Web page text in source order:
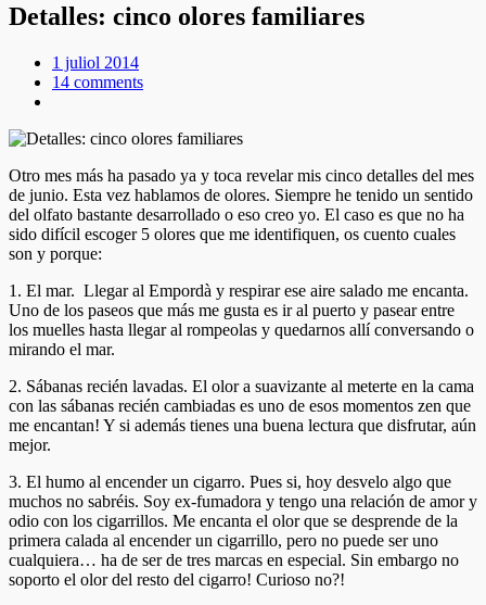
Detalles: cinco olores familiares
1 juliol 2014
14 comments
Otro mes más ha pasado ya y toca revelar mis cinco detalles del mes
de junio. Esta vez hablamos de olores. Siempre he tenido un sentido
del olfato bastante desarrollado o eso creo yo. El caso es que no ha
sido difícil escoger 5 olores que me identifiquen, os cuento cuales
son y porque:
1. El mar. Llegar al Empordà y respirar ese aire salado me encanta.
Uno de los paseos que más me gusta es ir al puerto y pasear entre
los muelles hasta llegar al rompeolas y quedarnos allí conversando o
mirando el mar.
2. Sábanas recién lavadas. El olor a suavizante al meterte en la cama
con las sábanas recién cambiadas es uno de esos momentos zen que
me encantan! Y si además tienes una buena lectura que disfrutar, aún
mejor.
3. El humo al encender un cigarro. Pues si, hoy desvelo algo que
muchos no sabréis. Soy ex-fumadora y tengo una relación de amor y
odio con los cigarrillos. Me encanta el olor que se desprende de la
primera calada al encender un cigarrillo, pero no puede ser uno
cualquiera… ha de ser de tres marcas en especial. Sin embargo no
soporto el olor del resto del cigarro! Curioso no?!